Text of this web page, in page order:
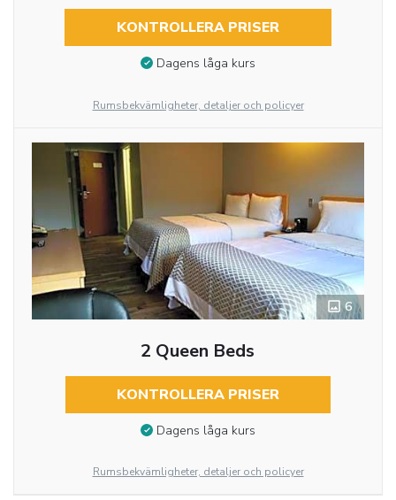
KONTROLLERA PRISER
Dagens låga kurs
Rumsbekvämligheter, detaljer och policyer
6
2 Queen Beds
KONTROLLERA PRISER
Dagens låga kurs
Rumsbekvämligheter, detaljer och policyer